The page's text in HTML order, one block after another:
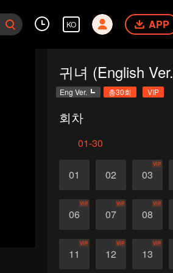
KO APP
귀녀 (English
Eng Ver. 총30회 VIP
회차
01-30
01 02 03
VIP
06
VIP
07
VIP
08
VIP
11
VIP
12
VIP
13
VIP